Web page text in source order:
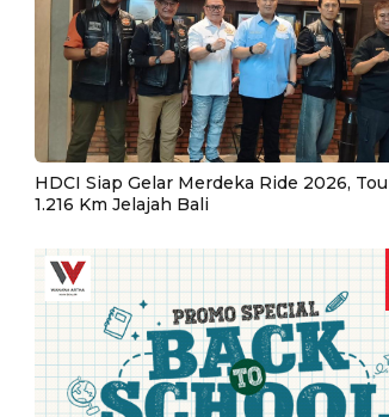
HDCI Siap Gelar Merdeka Ride 2026,
1.216 Km Jelajah Bali